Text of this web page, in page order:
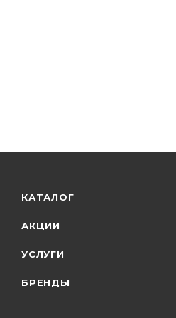
КАТАЛОГ
АКЦИИ
УСЛУГИ
БРЕНДЫ